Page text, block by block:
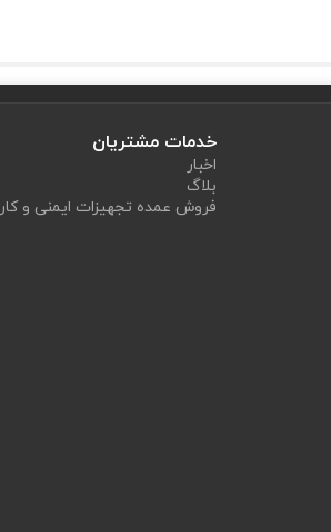
خدمات مشتریان
اخبار
بلاگ
فروش عمده تجهیزات ایمنی و کار